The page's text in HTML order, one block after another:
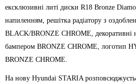
ексклюзивні литі диски R18 Bronze
напиленням, решітка радіатору з
BLACK/BRONZE CHROME, декоративні
бампером BRONZE CHROME, логотип
BRONZE CHROME.
На нову Hyundai STARIA